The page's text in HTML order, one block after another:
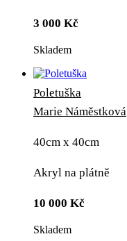
3 000 Kč
Skladem
Poletuška
Marie Náměstková
40cm x 40cm
Akryl na plátně
10 000 Kč
Skladem